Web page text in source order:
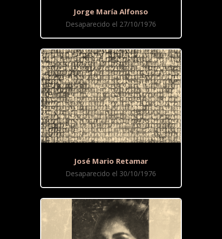
Jorge María Alfonso
Desaparecido el 27/10/1976
José Mario Retamar
Desaparecido el 30/10/1976